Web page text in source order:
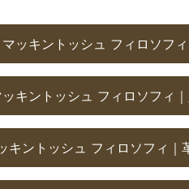
マッキントッシュ フィロソフ
ッキントッシュ フィロソフィ
キントッシュ フィロソフィ